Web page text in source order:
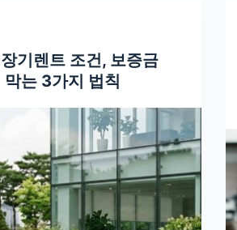
기렌트 조건, 보증금
막는 3가지 법칙